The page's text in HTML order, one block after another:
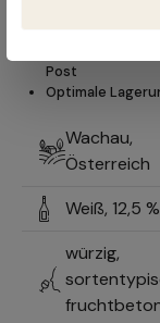
Kostenloser
Lieferzeit 1-2
Post
Optimale
Wachau,
Österreich
Weiß, 12,5
würzig,